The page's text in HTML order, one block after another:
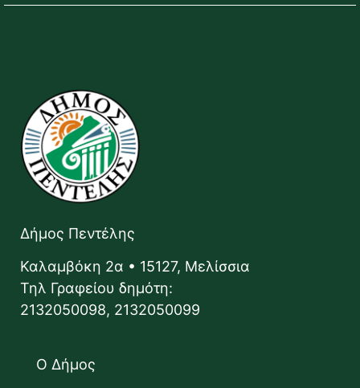
Δήμος Πεντέλης
Καλαμβόκη 2α • 15127, Μελίσσια
Τηλ Γραφείου δημότη:
2132050098, 2132050099
Ο Δήμος